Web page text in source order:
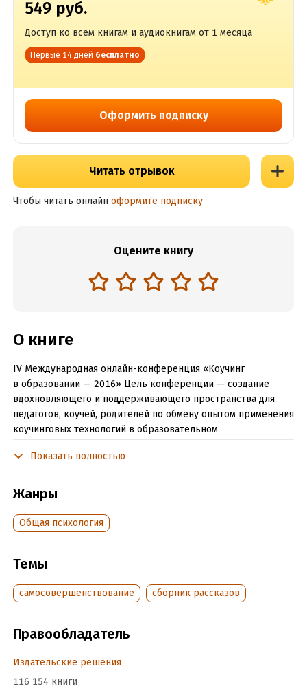
процессе). Коучинг в вузе.
Коучинг в профориентации
школьников и студентов
549 руб.
Доступ ко всем книгам и аудиокнигам от 1 месяца
Первые 14 дней бесплатно
Оформить подписку
Читать отрывок
Чтобы читать онлайн оформите подписку
Оцените книгу
О книге
IV Международная онлайн-конференция «Коучинг
в образовании — 2016» Цель конференции — создание
вдохновляющего и поддерживающего пространства для
педагогов, коучей, родителей по обмену опытом применения
коучинговых технологий в образовательном
Наталья Гульчевская, Татьяна Азёма, Татьяна Плотникова,
Мирцало.
Подробная информация
Год издания:
ISBN (EAN):9785448365263
Показать полностью
Жанры
Общая психология
Темы
самосовершенствование сборник рассказов
Правообладатель
Издательские решения
116 154 книги